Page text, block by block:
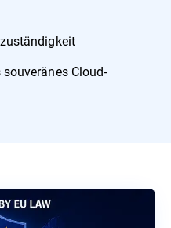
Cloud-